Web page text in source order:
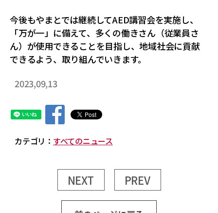
今後もやまとでは継続してAED講習会を実施し、
「万が一」に備えて、多くの働きさん（従業員さ
ん）が使用できることを目指し、地域社会に貢献
できるよう、取り組んでいきます。
2023,09,13
カテゴリ： すべてのニュース
NEXT PREV